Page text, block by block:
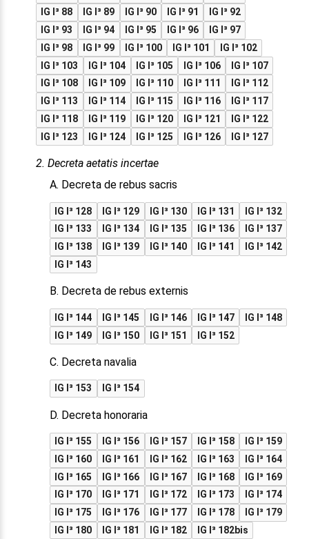
IG I³ 88
IG I³ 89 IG I³ 90 IG I³ 91
IG I³ 92
IG I³ 93
IG I³ 94 IG I³ 95 IG I³ 96
IG I³ 97
IG I³ 98
IG I³ 99 IG I³ 100 IG I³ 101
IG I³ 102
IG I³ 103
IG I³ 104 IG I³ 105 IG I³ 106
IG I³ 107
IG I³ 108
IG I³ 109 IG I³ 110 IG I³ 111
IG I³ 112
IG I³ 113
IG I³ 114 IG I³ 115 IG I³ 116
IG I³ 117
IG I³ 118
IG I³ 119 IG I³ 120 IG I³ 121
IG I³ 122
IG I³ 123
IG I³ 124 IG I³ 125 IG I³ 126 IG I³ 127
2. Decreta aetatis incertae
A. Decreta de rebus sacris
IG I³ 128 IG I³ 129 IG I³ 130 IG I³ 131
IG I³ 132
IG I³ 133
IG I³ 134 IG I³ 135 IG I³ 136
IG I³ 137
IG I³ 138
IG I³ 139 IG I³ 140 IG I³ 141
IG I³ 142
IG I³ 143
B. Decreta de rebus externis
IG I³ 144 IG I³ 145 IG I³ 146 IG I³ 147
IG I³ 148
IG I³ 149
IG I³ 150 IG I³ 151 IG I³ 152
C. Decreta navalia
IG I³ 153 IG I³ 154
D. Decreta honoraria
IG I³ 155 IG I³ 156 IG I³ 157 IG I³ 158
IG I³ 159
IG I³ 160
IG I³ 161 IG I³ 162 IG I³ 163
IG I³ 164
IG I³ 165
IG I³ 166 IG I³ 167 IG I³ 168
IG I³ 169
IG I³ 170
IG I³ 171 IG I³ 172 IG I³ 173
IG I³ 174
IG I³ 175
IG I³ 176 IG I³ 177 IG I³ 178
IG I³ 179
IG I³ 180
IG I³ 181 IG I³ 182
IG I³ 182bis